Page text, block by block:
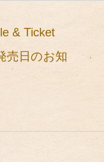
& Ticket
売日のお知